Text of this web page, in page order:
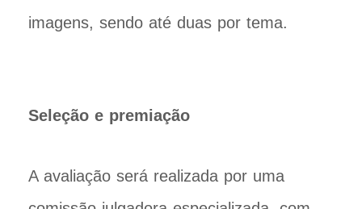
imagens, sendo até duas por tema.
Seleção e premiação
A avaliação será realizada por uma